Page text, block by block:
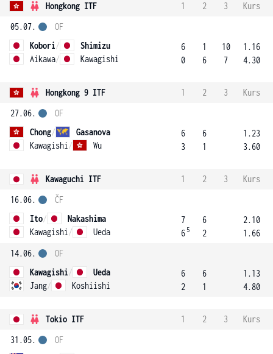
Hongkong ITF 1 2 3
Kurs
05.07.
Kobori/
Shimizu
Aikawa/ Kawagishi
OF
6
0
1
6
10
7
1.16
4.30
Hongkong 9 ITF 1 2 3
Kurs
27.06.
Chong/
Gasanova
Kawagishi / Wu
OF
6
3
6
1
1.23
3.60
Kawaguchi ITF 1 2 3
Kurs
16.06.
Ito/
Nakashima
Kawagishi / Ueda
ČF
7
6 5
6
2
2.10
1.66
14.06.
Kawagishi/
Ueda
Jang/ Koshiishi
OF
6
2
6
1
1.13
4.80
Tokio ITF 1 2 3
Kurs
31.05.
OF